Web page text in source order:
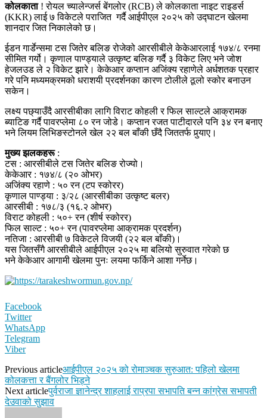
कोलकाता! रोयल च्यालेन्जर्स बेंगलोर (RCB) ले कोलकाता नाइट राइडर्स
(KKR) लाई ७ विकेटले पराजित गर्दै आईपीएल २०२५ को उद्घाटन खेलमा
शानदार जित निकालेको छ।
ईडन गार्डेन्समा टस जितेर बलिङ रोजेको आरसीबीले केकेआरलाई १७४/८ रनमा
सीमित गर्यो। कृणाल पाण्ड्याले उत्कृष्ट बलिङ गर्दै ३ विकेट लिए भने जोश
हेजलउड ले २ विकेट झारे। केकेआर कप्तान अजिंक्य रहाणेले अर्धशतक प्रहार
गरे पनि मध्यमक्रमको धराशयी प्रदर्शनका कारण टोलीले ठूलो स्कोर बनाउन
सकेन।
लक्ष्य पछ्याउँदै आरसीबीका लागि विराट कोहली र फिल साल्टले आक्रामक
ब्याटिङ गर्दै पावरप्लेमा ८० रन जोडे। कप्तान रजत पाटीदारले पनि ३४ रन बनाए
भने लियम लिभिङस्टोनले खेल २२ बल बाँकी छँदै जिततर्फ पुर्‍याए।
मुख्य झलकहरू:
टस : आरसीबीले टस जितेर बलिङ रोज्यो।
केकेआर : १७४/८ (२० ओभर)
अजिंक्य रहाणे : ५० रन (टप स्कोरर)
कृणाल पाण्ड्या : ३/२८ (आरसीबीका उत्कृष्ट बलर)
आरसीबी : १७८/३ (१६.२ ओभर)
विराट कोहली : ५०+ रन (शीर्ष स्कोरर)
फिल साल्ट : ५०+ रन (पावरप्लेमा आक्रामक प्रदर्शन)
नतिजा : आरसीबी ७ विकेटले विजयी (२२ बल बाँकी)।
यस जितसँगै आरसीबीले आईपीएल २०२५ मा बलियो सुरुवात गरेको छ
भने केकेआर आगामी खेलमा पुनः लयमा फर्किने आशा गर्नेछ।
Facebook
Twitter
WhatsApp
Telegram
Viber
Previous articleआईपीएल २०२५ को रोमाञ्चक सुरुआत: पहिलो खेलमा
कोलकत्ता र बैंगलोर भिड्ने
Next articleपुर्वराजा ज्ञानेन्द्र शाहलाई राप्रपा सभापति बन्न कांग्रेस सभापती
देउवाको सुझाव